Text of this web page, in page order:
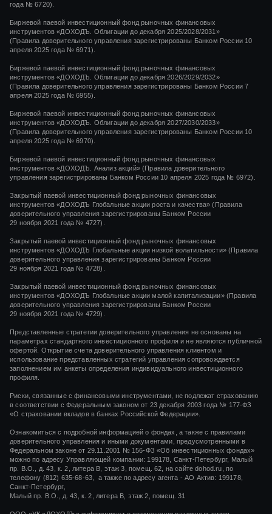
года № 6720).
Биржевой паевой инвестиционный фонд рыночных финансовых
инструментов «ДОХОДЪ. Облигации до декабря 2025/2028/2031»
(Правила доверительного управления зарегистрированы Банком России 10
апреля 2025 года № 6971).
Биржевой паевой инвестиционный фонд рыночных финансовых
инструментов «ДОХОДЪ. Облигации до декабря 2026/2029/2032»
(Правила доверительного управления зарегистрированы Банком России 7
апреля 2025 года № 6955).
Биржевой паевой инвестиционный фонд рыночных финансовых
инструментов «ДОХОДЪ. Облигации до декабря 2027/2030/2033»
(Правила доверительного управления зарегистрированы Банком России 10
апреля 2025 года № 6970).
Биржевой паевой инвестиционный фонд рыночных финансовых
инструментов «ДОХОДЪ. Анализ акций» (Правила доверительного
управления зарегистрированы Банком России 10 апреля 2025 года № 6972).
Закрытый паевой инвестиционный фонд рыночных финансовых
инструментов«ДОХОДЪ Глобальные акции роста и качества» (Правила
доверительного управления зарегистрированы Банком России
29 ноября 2021 года № 4727).
Закрытый паевой инвестиционный фонд рыночных финансовых
инструментов«ДОХОДЪ Глобальные акции низкой волатильности»(Правила
доверительного управления зарегистрированы Банком России
29 ноября 2021 года № 4728).
Закрытый паевой инвестиционный фонд рыночных финансовых
инструментов«ДОХОДЪ Глобальные акции малой капитализации»(Правила
доверительного управления зарегистрированы Банком России
29 ноября 2021 года № 4729).
Представленные стратегии доверительного управления не основаны на
параметрах стандартного инвестиционного профиля и не являются публичной
офертой. Открытие счета доверительного управления клиентом и
использование представленных стратегий управления сопровождается
заполнением им анкеты определения индивидуального инвестиционного
профиля.
Риски, связанные с финансовыми инструментами, не подлежат страхованию
в соответствии с Федеральным законом от 23 декабря 2003 года № 177-ФЗ
«О страховании вкладов в банках Российской Федерации».
Ознакомиться с подробной информацией о фондах, а также с правилами
доверительного управления и иными документами, предусмотренными в
Федеральном законе от 29.11.2001 № 156-ФЗ «Об инвестиционных фондах»
можно по адресу Управляющей компании: 199178, Санкт-Петербург, Малый
пр. В.О., д. 43, к. 2, литера В, этаж 3, помещ. 62, на сайте dohod.ru, по
телефону (812) 635-68-63, а также по адресу агента - АО Актив: 199178,
Санкт-Петербург,
Малый пр. В.О., д. 43, к. 2, литера В, этаж 2, помещ. 31